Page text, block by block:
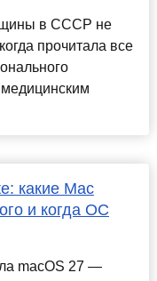
в СССР не
прочитала все
какие Mac
и когда ОС
macOS 27 —